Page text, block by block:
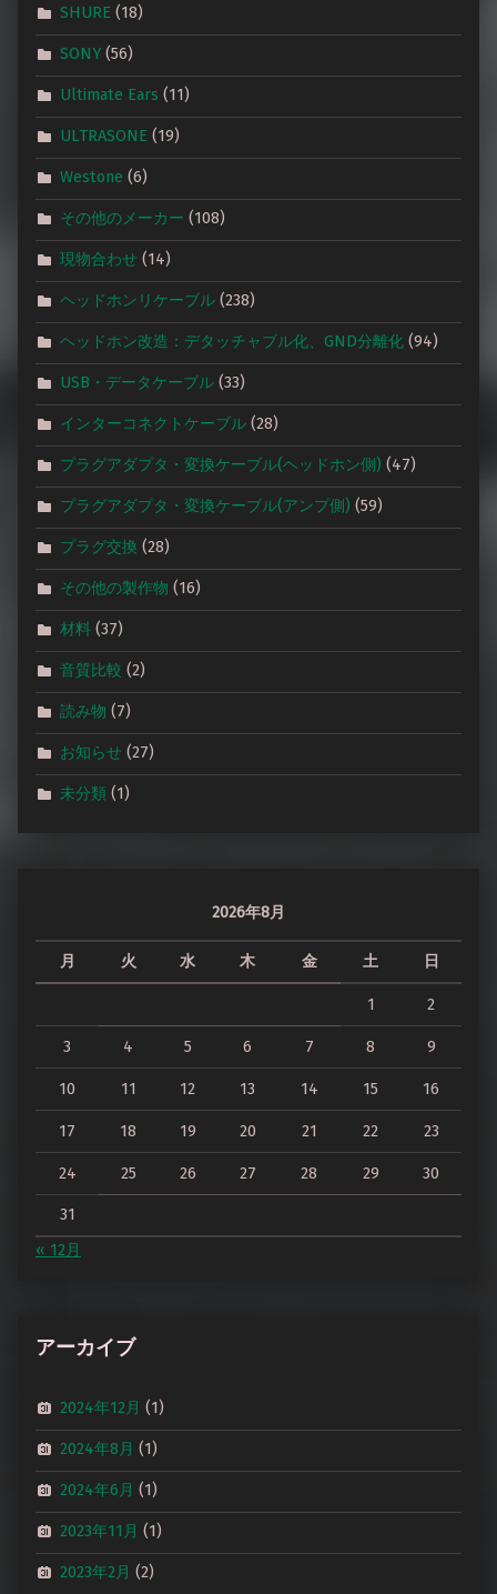
SHURE (18)
SONY (56)
Ultimate Ears (11)
ULTRASONE (19)
Westone (6)
その他のメーカー (108)
現物合わせ (14)
ヘッドホンリケーブル (238)
ヘッドホン改造：デタッチャブル化、GND分離化 (94)
USB・データケーブル (33)
インターコネクトケーブル (28)
プラグアダプタ・変換ケーブル(ヘッドホン側) (47)
プラグアダプタ・変換ケーブル(アンプ側) (59)
プラグ交換 (28)
その他の製作物 (16)
材料 (37)
音質比較 (2)
読み物 (7)
お知らせ (27)
未分類 (1)
2026年8月
月 火 水 木 金 土 日
1 2
3 4 5 6 7 8 9
10 11 12 13 14 15 16
17 18 19 20 21 22 23
24 25 26 27 28 29 30
31
« 12月
アーカイブ
2024年12月 (1)
2024年8月 (1)
2024年6月 (1)
2023年11月 (1)
2023年2月 (2)